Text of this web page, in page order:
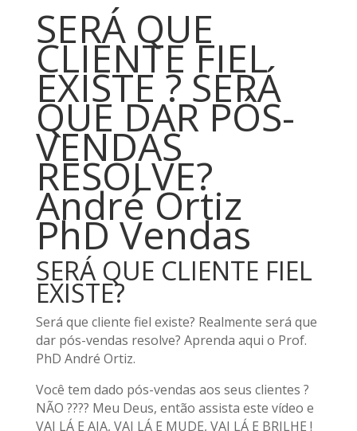
SERÁ QUE
CLIENTE FIEL
EXISTE ? SERÁ
QUE DAR PÓS-
VENDAS
RESOLVE?
André Ortiz
PhD Vendas
SERÁ QUE CLIENTE FIEL
EXISTE?
Será que cliente fiel existe? Realmente será que
dar pós-vendas resolve? Aprenda aqui o Prof.
PhD André Ortiz.
Você tem dado pós-vendas aos seus clientes ?
NÃO ???? Meu Deus, então assista este vídeo e
VAI LÁ E AJA, VAI LÁ E MUDE, VAI LÁ E BRILHE !